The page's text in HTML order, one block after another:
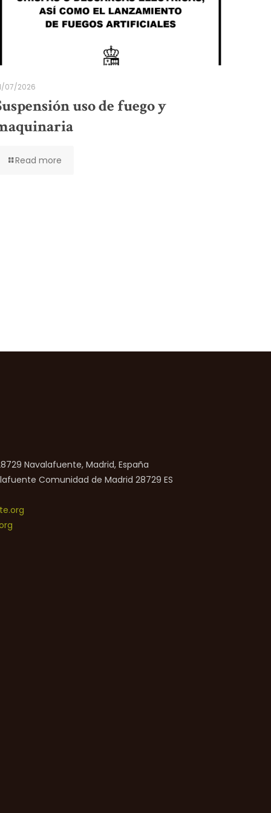
07/2026
uso de fuego y
Read more
Navalafuente, Madrid, España
Comunidad de Madrid 28729 ES